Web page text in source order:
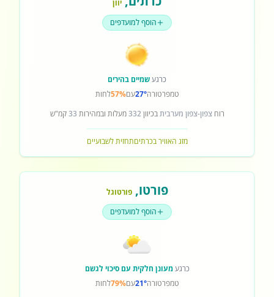
יוון
הוסף למועדפים
כרגעשמיים בהירים
טמפרטורה27°עם57%לחות
רוחצפון-צפון מערביתבכיוון332מעלות ובמהירות 33קמ"ש
מזג האוויר בכרתיםתחזית לשבועיים
פורטו,פורטוגל
הוסף למועדפים
כרגעמעונן חלקית עם סיכוי לגשם
טמפרטורה21°עם79%לחות